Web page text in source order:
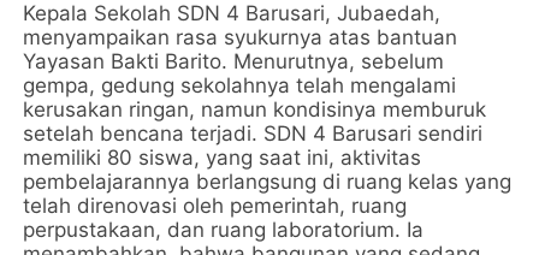
Kepala Sekolah SDN 4 Barusari, Jubaedah,
menyampaikan rasa syukurnya atas bantuan
Yayasan Bakti Barito. Menurutnya, sebelum
gempa, gedung sekolahnya telah mengalami
kerusakan ringan, namun kondisinya memburuk
setelah bencana terjadi. SDN 4 Barusari sendiri
memiliki 80 siswa, yang saat ini, aktivitas
pembelajarannya berlangsung di ruang kelas yang
telah direnovasi oleh pemerintah, ruang
perpustakaan, dan ruang laboratorium. Ia